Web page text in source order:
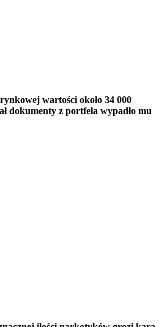
wartości około 34 000
dokumenty z portfela wypadło mu